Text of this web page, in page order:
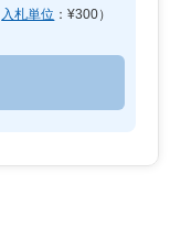
入札単位 ：¥300）